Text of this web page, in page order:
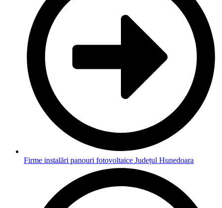
Firme instalări panouri fotovoltaice Județul Hunedoara